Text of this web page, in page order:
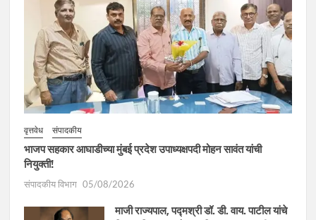
वृत्तवेध संपादकीय
भाजप सहकार आघाडीच्या मुंबई प्रदेश उपाध्यक्षपदी मोहन सावंत यांची
नियुक्ती!
संपादकीय विभाग 05/08/2026
माजी राज्यपाल, पद्मश्री डॉ. डी. वाय. पाटील यांचे